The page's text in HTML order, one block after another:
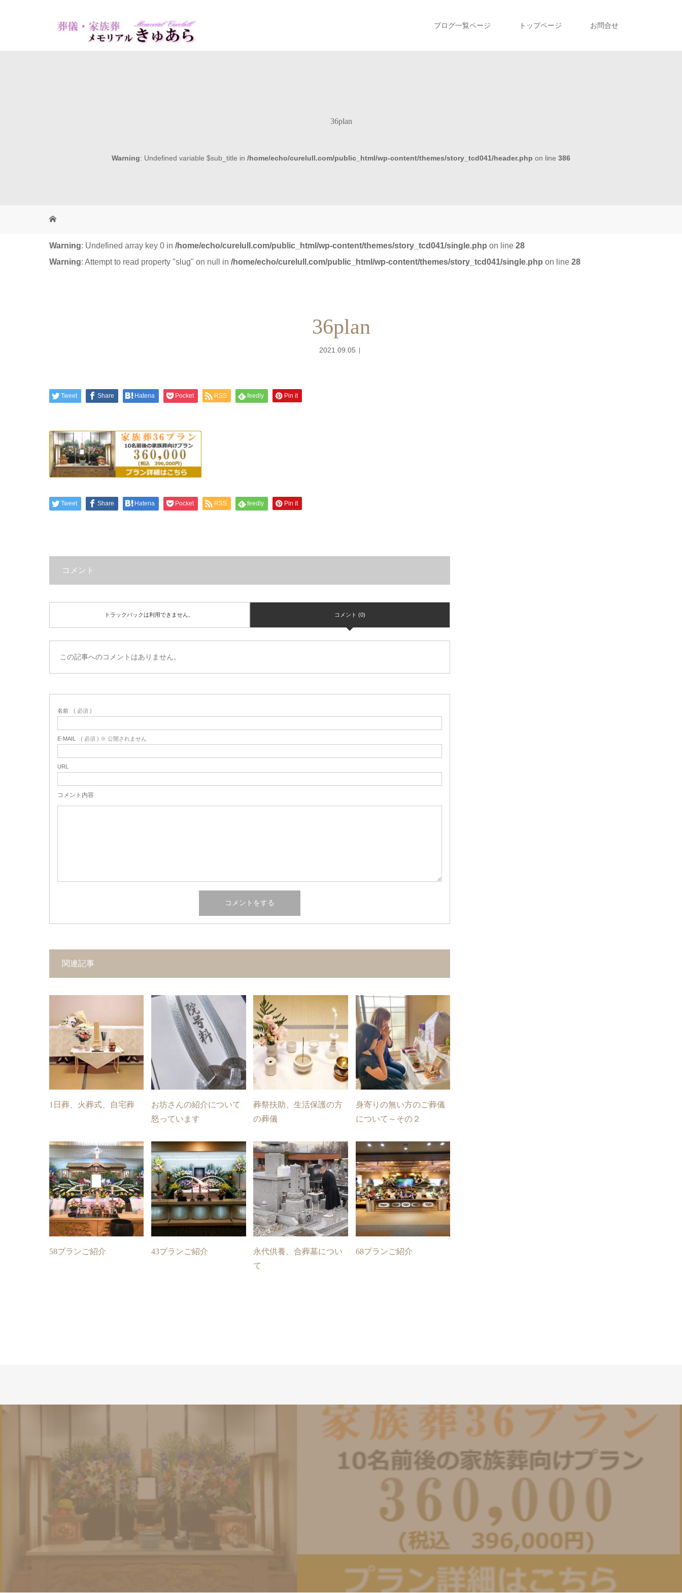
ブログ一覧ページ トップページ お問合せ
36plan
Warning: Undefined variable $sub_title in /home/echo/curelull.com/public_html/wp-content/themes/story_tcd041/header.php on line 386
Warning: Undefined array key 0 in /home/echo/curelull.com/public_html/wp-content/themes/story_tcd041/single.php on line 28
Warning: Attempt to read property "slug" on null in /home/echo/curelull.com/public_html/wp-content/themes/story_tcd041/single.php on line 28
36plan
2021.09.05
Tweet Share Hatena Pocket RSS feedly Pin it
Tweet Share Hatena Pocket RSS feedly Pin it
コメント
トラックバックは利用できません。 コメント (0)
この記事へのコメントはありません。
名前 ( 必須 )
E-MAIL ( 必須 ) ※ 公開されません
URL
コメント内容
関連記事
1日葬、火葬式、自宅葬
お坊さんの紹介について
怒っています
葬祭扶助、生活保護の方
の葬儀
身寄りの無い方のご葬儀
について～その２
58プランご紹介 43プランご紹介
永代供養、合葬墓につい
て
68プランご紹介